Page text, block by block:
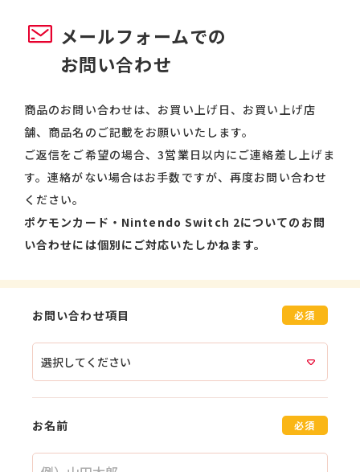
メールフォームでの
お問い合わせ
商品のお問い合わせは、お買い上げ日、お買い上げ店
舗、商品名のご記載をお願いいたします。
ご返信をご希望の場合、3営業日以内にご連絡差し上げま
す。連絡がない場合はお手数ですが、再度お問い合わせ
ください。
ポケモンカード・Nintendo Switch 2についてのお問
い合わせには個別にご対応いたしかねます。
お問い合わせ項目 必須
お名前 必須